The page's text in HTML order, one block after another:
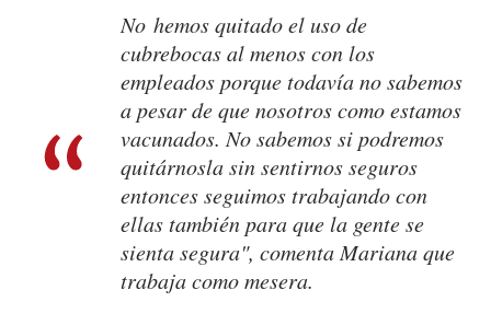
No hemos quitado el uso de
cubrebocas al menos con los
empleados porque todavía no sabemos
a pesar de que nosotros como estamos
vacunados. No sabemos si podremos
quitárnosla sin sentirnos seguros
entonces seguimos trabajando con
ellas también para que la gente se
sienta segura", comenta Mariana que
trabaja como mesera.